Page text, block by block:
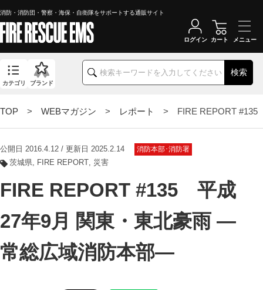
消防・消防団・警察・海保・自衛隊をサポートする通販サイト
検索
カテゴリ ブランド
ログイン カート
TOP > WEBマガジン > レポート > FIRE REPORT #135
公開日 2016.4.12 / 更新日 2025.2.14 消防本部･消防署
茨城県 FIRE REPORT 災害
FIRE REPORT #135 平成
27年9月 関東・東北豪雨 ―
常総広域消防本部―